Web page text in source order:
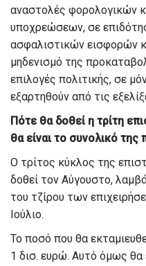
αναστολές φορολογικών
υποχρεώσεων, σε
ασφαλιστικών εισφορών
μηδενισμό της
επιλογές πολιτικής, σε
εξαρτηθούν από τις
Πότε θα δοθεί η τρίτη
θα είναι το συνολικό της
Ο τρίτος κύκλος της
δοθεί τον Αύγουστο,
του τζίρου των
Ιούλιο.
Το ποσό που θα
1 δισ. ευρώ. Αυτό όμως θα